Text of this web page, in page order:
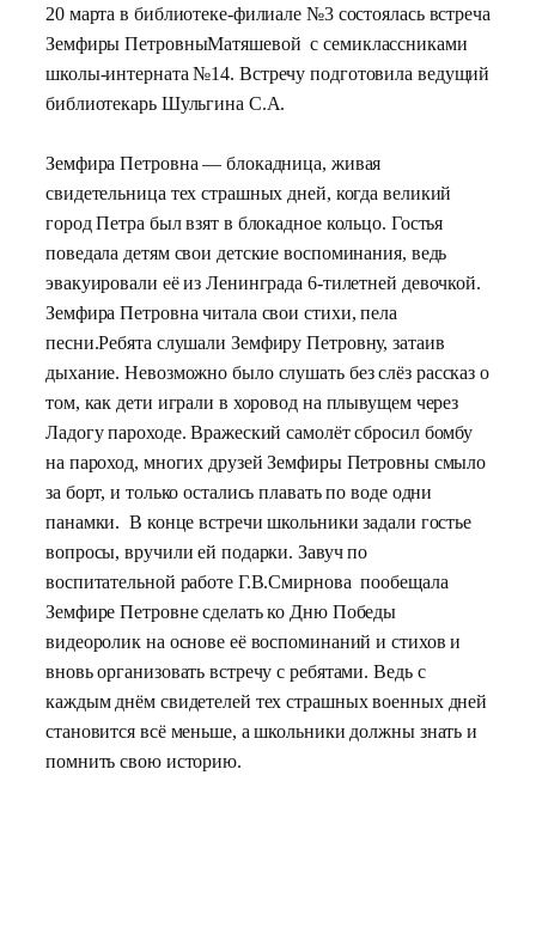
20 марта в библиотеке-филиале №3 состоялась встреча
Земфиры ПетровныМатяшевой с семиклассниками
школы-интерната №14. Встречу подготовила ведущий
библиотекарь Шульгина С.А.
Земфира Петровна — блокадница, живая
свидетельница тех страшных дней, когда великий
город Петра был взят в блокадное кольцо. Гостья
поведала детям свои детские воспоминания, ведь
эвакуировали её из Ленинграда 6-тилетней девочкой.
Земфира Петровна читала свои стихи, пела
песни.Ребята слушали Земфиру Петровну, затаив
дыхание. Невозможно было слушать без слёз рассказ о
том, как дети играли в хоровод на плывущем через
Ладогу пароходе. Вражеский самолёт сбросил бомбу
на пароход, многих друзей Земфиры Петровны смыло
за борт, и только остались плавать по воде одни
панамки. В конце встречи школьники задали гостье
вопросы, вручили ей подарки. Завуч по
воспитательной работе Г.В.Смирнова пообещала
Земфире Петровне сделать ко Дню Победы
видеоролик на основе её воспоминаний и стихов и
вновь организовать встречу с ребятами. Ведь с
каждым днём свидетелей тех страшных военных дней
становится всё меньше, а школьники должны знать и
помнить свою историю.